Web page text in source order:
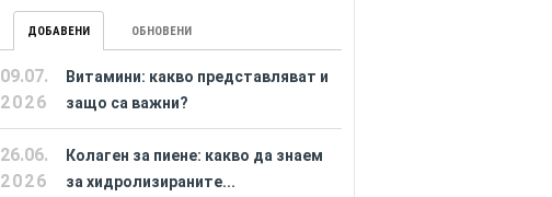
ДОБАВЕНИ ОБНОВЕНИ
09.07.
2026
Витамини: какво представляват и
защо са важни?
26.06.
2026
Колаген за пиене: какво да знаем
за хидролизираните...